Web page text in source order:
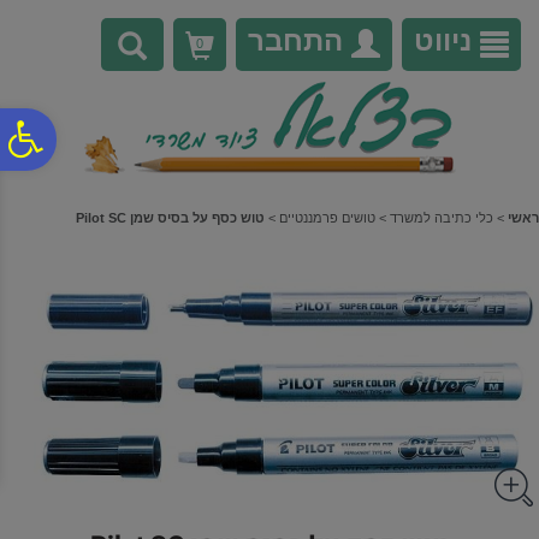
נגישות
אתר
המרכזי
ניווט התחבר 0
ראשי > כלי כתיבה למשרד > טושים פרמננטיים > טוש כסף על בסיס שמן Pilot SC